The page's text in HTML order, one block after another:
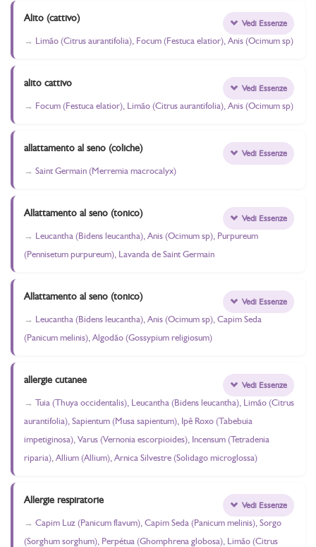
Alito (cattivo)
Limão (Citrus aurantifolia), Focum (Festuca elatior), Anis (Ocimum sp)
Vedi Essenze
alito cattivo
Focum (Festuca elatior), Limão (Citrus aurantifolia), Anis (Ocimum sp)
Vedi Essenze
allattamento al seno (coliche)
Saint Germain (Merremia macrocalyx)
Vedi Essenze
Allattamento al seno (tonico)
Leucantha (Bidens leucantha), Anis (Ocimum sp), Purpureum
(Pennisetum purpureum), Lavanda de Saint Germain
Vedi Essenze
Allattamento al seno (tonico)
Leucantha (Bidens leucantha), Anis (Ocimum sp), Capim Seda
(Panicum melinis), Algodão (Gossypium religiosum)
Vedi Essenze
allergie cutanee
Tuia (Thuya occidentalis), Leucantha (Bidens leucantha), Limão (Citrus
aurantifolia), Sapientum (Musa sapientum), Ipê Roxo (Tabebuia
impetiginosa), Varus (Vernonia escorpioides), Incensum (Tetradenia
riparia), Allium (Allium), Arnica Silvestre (Solidago microglossa)
Vedi Essenze
Allergie respiratorie
Capim Luz (Panicum flavum), Capim Seda (Panicum melinis), Sorgo
(Sorghum sorghum), Perpétua (Ghomphrena globosa), Limão (Citrus
Vedi Essenze